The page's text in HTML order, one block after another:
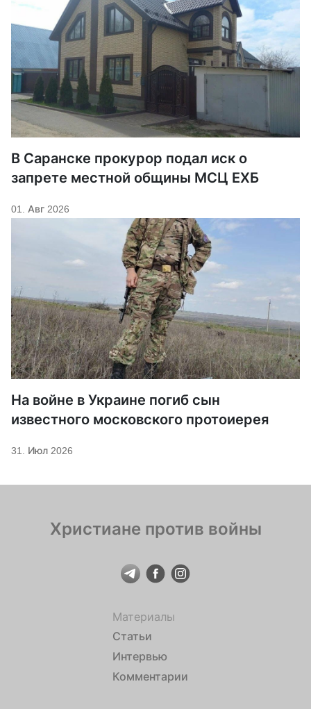
В Саранске прокурор подал иск о
запрете местной общины МСЦ ЕХБ
01. Авг 2026
На войне в Украине погиб сын
известного московского протоиерея
31. Июл 2026
Христиане против войны
Материалы
Статьи
Интервью
Комментарии